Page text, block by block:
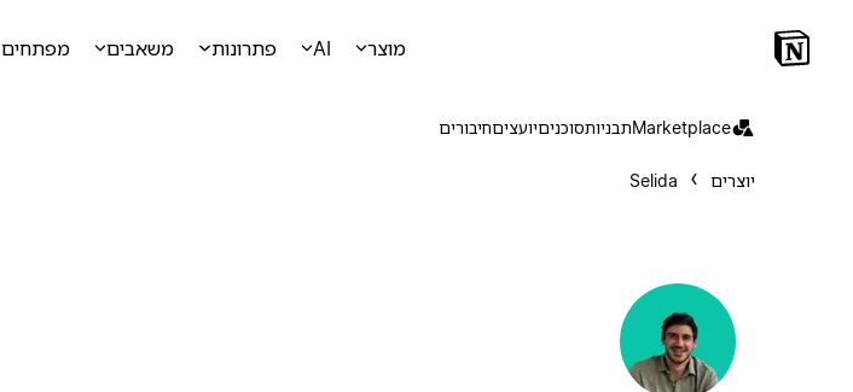
מוצר AI פתרונות משאבים מפתחים
Marketplaceתבניותסוכניםיועציםחיבורים
יוצרים Selida